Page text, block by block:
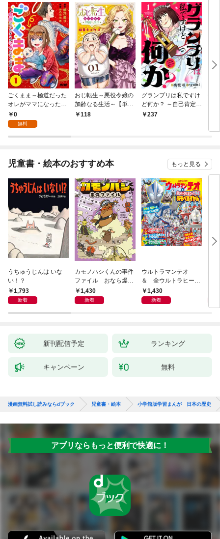
ごくまま～極道だった
オレがママになった話
～【単話】（１）
0
無料
おじ転生～悪役令嬢の
加齢なる生活～【単
話】（１）
118
グランプリは私ですけ
ど何か？ ～自己肯定モ
ンスターのミスコン無
237
後
は
児童書・絵本のおすすめ本 もっと見る
うちゅうじんは いな
い！？
1,793
新着
カモノハシくんの事件
ファイル おなら爆
弾！ 危機イッパツ編
1,430
新着
ウルトラマンテオ
＆ 全ウルトラヒーロ
ー大集合 あそべるず
かん
1,430
新着
星
新刊配信予定 ランキング
キャンペーン 無料
漫画無料試し読みならdブック 児童書・絵本 小学館版学習まんが 日本の歴史
アプリならもっと便利で快適に！